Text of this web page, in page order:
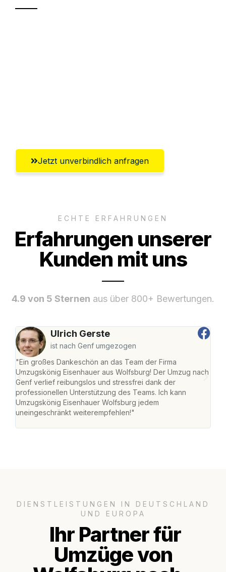
Jetzt unverbindlich anfragen
ECHTE ERFAHRUNGEN
Erfahrungen unserer
Kunden mit uns
4.9 von 5 Sternen aus über 800+ Bewertungen.
Ulrich Gerste
ist nach Genf umgezogen
"Ein großes Dankeschön an das Team der Firma
Umzugskönig Eisenhauer aus Wolfsburg! Der Umzug nach
Genf verlief reibungslos und stressfrei dank der
professionellen Unterstützung des Teams. Ich kann
Umzugskönig Eisenhauer Wolfsburg jedem
uneingeschränkt weiterempfehlen!"
DIENSTLEISTUNGEN IN DEUTSCHLAND
UND EUROPA
Ihr Partner für
Umzüge von